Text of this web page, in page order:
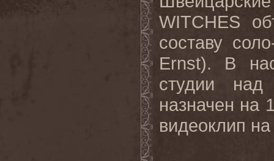
WITCHES
составу
Ernst). В
студии над
назначен на
видеоклип